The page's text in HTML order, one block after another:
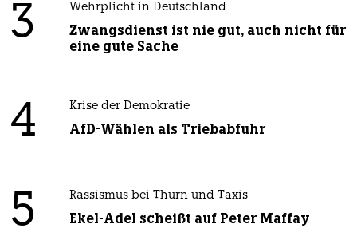
3 Wehrplicht in Deutschland
Zwangsdienst ist nie gut, auch nicht für
eine gute Sache
4 Krise der Demokratie
AfD-Wählen als Triebabfuhr
5 Rassismus bei Thurn und Taxis
Ekel-Adel scheißt auf Peter Maffay